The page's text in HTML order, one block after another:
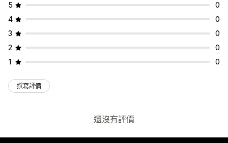
5
0
4
0
3
0
2
0
1
0
撰寫評價
還沒有評價